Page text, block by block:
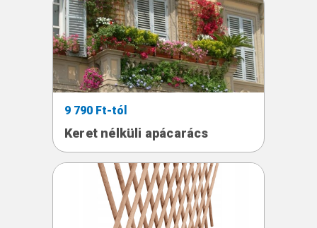
9 790 Ft-tól
Keret nélküli apácarács